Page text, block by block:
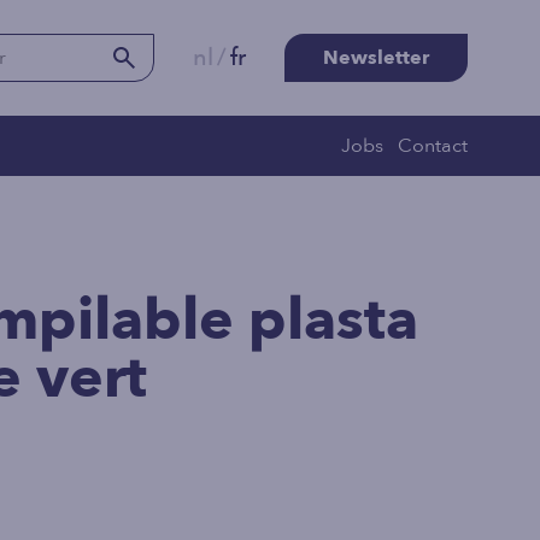
nl/fr Newsletter
Jobs Contact
plasta
vert